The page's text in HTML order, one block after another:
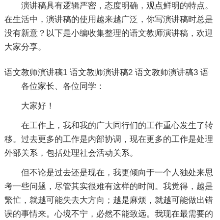
演讲稿具有逻辑严密，态度明确，观点鲜明的特点。
在生活中，演讲稿的使用越来越广泛，你写演讲稿时总是
没有新意？以下是小编收集整理的语文教师演讲稿，欢迎
大家分享。
语文教师演讲稿1
各位家长、各位同学：
大家好！
在工作上，我和我的广大同行们的工作重心发生了转
移。过去更多的工作是内部协调，现在更多的工作是处理
外部关系，包括处理社会活动关系。
但不论是过去还是现在，我更倾向于一个人独处来思
考一些问题，尽管其实很难有这样的时间。我觉得，越是
繁忙，就越可能失去大方向；越是麻烦，就越可能做出错
误的事情来。心境不宁，必然不能致远。我现在最需要的
语文教师演讲稿2 语文教师演讲稿3 语